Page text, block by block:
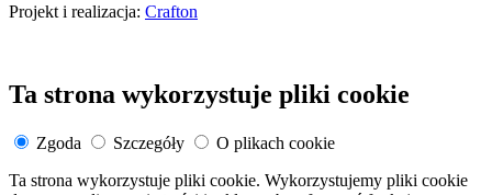
Projekt i realizacja: Crafton
Ta strona wykorzystuje pliki cookie
Zgoda Szczegóły
O plikach cookie
Ta strona wykorzystuje pliki cookie. Wykorzystujemy pliki cookie